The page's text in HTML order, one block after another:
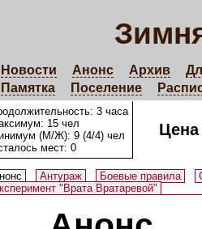
Новости Анонс Архив
Памятка
Поселение
3 часа
15 чел
(М/Ж): 9 (4/4) чел
мест: 0
Антураж Боевые правила
"Врата Вратаревой"